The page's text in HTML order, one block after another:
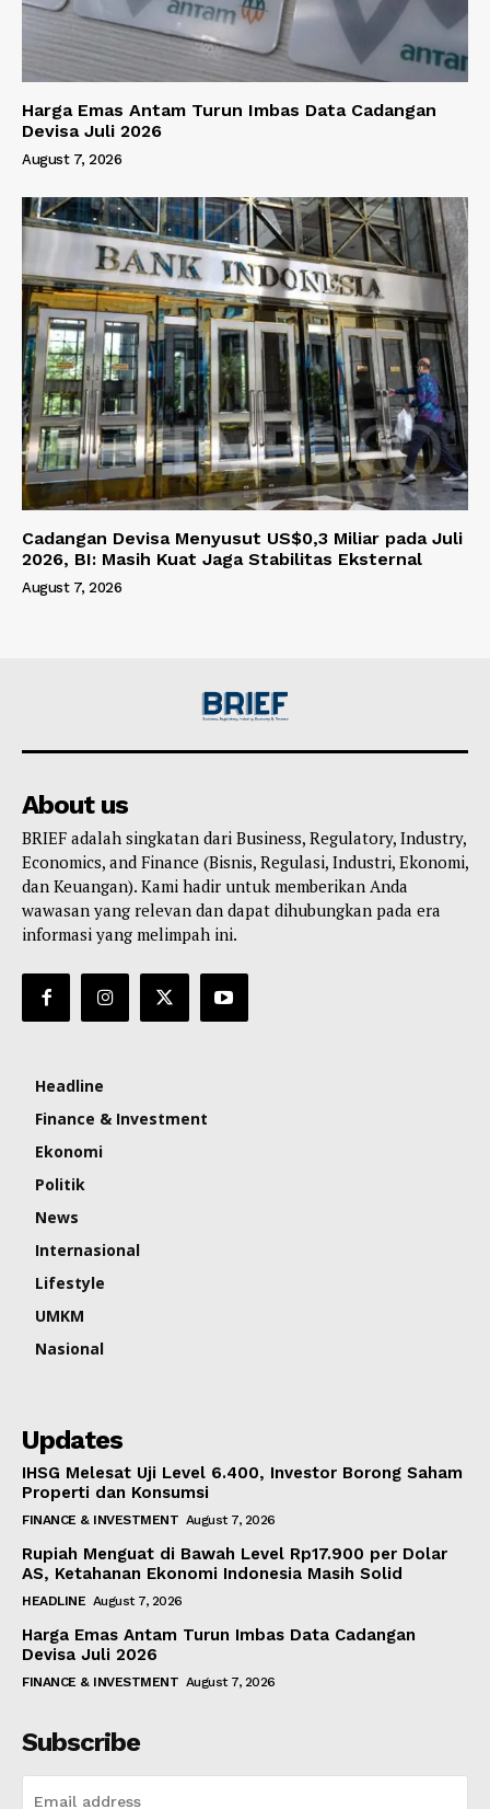
Harga Emas Antam Turun Imbas Data Cadangan
Devisa Juli 2026
August 7, 2026
Cadangan Devisa Menyusut US$0,3 Miliar pada Juli
2026, BI: Masih Kuat Jaga Stabilitas Eksternal
August 7, 2026
About us
BRIEF adalah singkatan dari Business, Regulatory, Industry,
Economics, and Finance (Bisnis, Regulasi, Industri, Ekonomi,
dan Keuangan). Kami hadir untuk memberikan Anda
wawasan yang relevan dan dapat dihubungkan pada era
informasi yang melimpah ini.
Headline
Finance & Investment
Ekonomi
Politik
News
Internasional
Lifestyle
UMKM
Nasional
Updates
IHSG Melesat Uji Level 6.400, Investor Borong Saham
Properti dan Konsumsi
FINANCE & INVESTMENT August 7, 2026
Rupiah Menguat di Bawah Level Rp17.900 per Dolar
AS, Ketahanan Ekonomi Indonesia Masih Solid
HEADLINE August 7, 2026
Harga Emas Antam Turun Imbas Data Cadangan
Devisa Juli 2026
FINANCE & INVESTMENT August 7, 2026
Subscribe